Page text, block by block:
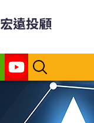
宏遠投顧